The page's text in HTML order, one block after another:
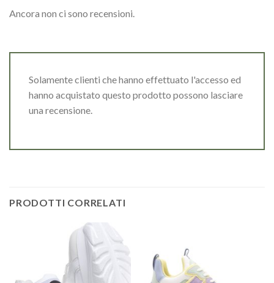
Ancora non ci sono recensioni.
Solamente clienti che hanno effettuato l'accesso ed
hanno acquistato questo prodotto possono lasciare
una recensione.
PRODOTTI CORRELATI